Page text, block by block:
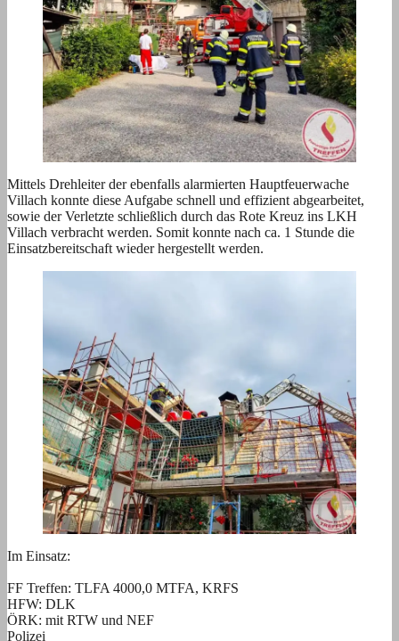
Mittels Drehleiter der ebenfalls alarmierten Hauptfeuerwache
Villach konnte diese Aufgabe schnell und effizient abgearbeitet,
sowie der Verletzte schließlich durch das Rote Kreuz ins LKH
Villach verbracht werden. Somit konnte nach ca. 1 Stunde die
Einsatzbereitschaft wieder hergestellt werden.
Im Einsatz:
FF Treffen: TLFA 4000,0 MTFA, KRFS
HFW: DLK
ÖRK: mit RTW und NEF
Polizei